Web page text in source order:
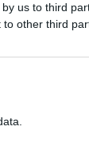
us to third
other third